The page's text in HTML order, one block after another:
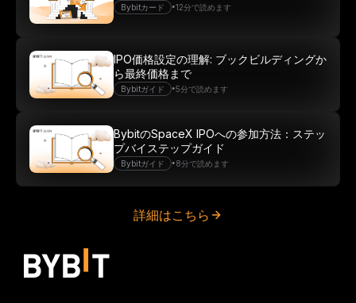
Bybitカード •12分で読めます
Bybitガイド •5分で読めます
IPO価格設定の理解: ブックビルディングか
ら最終価格まで
Bybitガイド •8分で読めます
BybitのSpaceX IPOへの参加方法：ステッ
プバイステップガイド
詳細はこちら